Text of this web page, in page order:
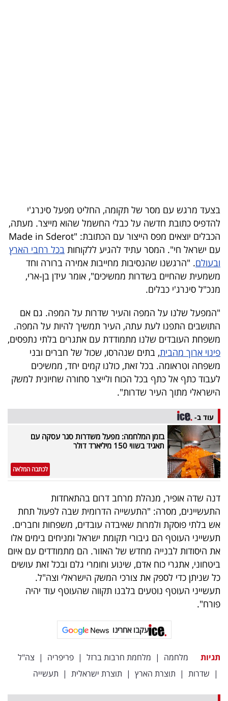
40
UNDER
40
שיתופי
פעולה
דרושים
ניוזלטרים
מייל
אדום
פרסמו
באייס
עקבו
אחרינו:
בצעד מרגש עם מסר של תקומה, החליט מפעל סינרג'י
להדפיס כתובת חדשה על כבלי החשמל שהוא מייצר. מעתה,
הכבלים יוצאים מפס הייצור עם הכתובת: "Made in Sderot
עם ישראל חי". המסר עתיד להגיע ללקוחות בכל רחבי הארץ
ובעולם. "הרגשנו שהנסיבות מחייבות אמירה ברורה וחד
משמעית שהחיים בשדרות ממשיכים", אומר עידן בן-ארי,
מנכ"ל סינרג'י כבלים.
"המפעל שלנו על המפה והעיר שדרות על המפה. גם אם
התושבים התפנו לעת עתה, העיר תמשיך להיות על המפה.
משפחת העובדים שלנו מתמודדת עם אתגרים בלתי נתפסים,
פינוי ארוך מהבית, בתים שנהרסו, שכול של חברים ובני
משפחה וטראומה. בכל זאת, כולנו קמים יחד, ממשיכים
לעבוד כתף אל כתף בכל הכוח ולייצר סחורה שחיונית למשק
הישראלי מתוך העיר שדרות".
עוד ב-
בזמן המלחמה: מפעל משדרות סגר עסקה עם
תאגיד בשווי 150 מיליארד דולר
לכתבה המלאה
דנה שדה אופיר, מנהלת מרחב דרום בהתאחדות
התעשיינים, מסרה: "התעשייה הדרומית שבה לפעול תחת
אש בלתי פוסקת ולמרות שאיבדה עובדים, משפחות וחברים.
תעשייני העוטף הם גיבורי תקומת ישראל ומניחים בימים אלו
את היסודות לבנייה מחדש של האזור. הם מתמודדים עם איום
ביטחוני, אתגרי כוח אדם, שינוע וחומרי גלם ובכל זאת עושים
כל שניתן כדי לספק את צורכי המשק הישראלי וצה"ל.
תעשייני העוטף נוטעים בלבנו תקווה שהעוטף עוד יהיה
פורח".
עקבו אחרינו
תגיות מלחמה | מלחמת חרבות ברזל | פריפריה | צה"ל
| שדרות | תוצרת הארץ | תוצרת ישראלית | תעשייה